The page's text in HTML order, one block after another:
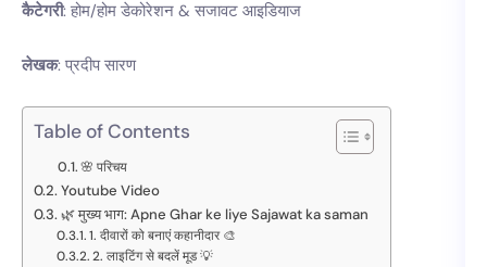
कैटेगरी: होम/होम डेकोरेशन & सजावट आइडियाज
लेखक: प्रदीप सारण
Table of Contents
🌸 परिचय
Youtube Video
🌿 मुख्य भाग: Apne Ghar ke liye Sajawat ka saman
1. दीवारों को बनाएं कहानीदार 🎨
2. लाइटिंग से बदलें मूड 💡